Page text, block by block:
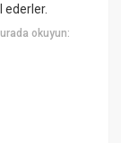
ederler.
okuyun: